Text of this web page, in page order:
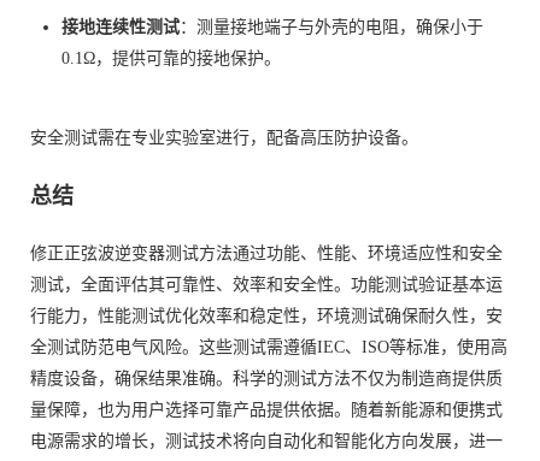
接地连续性测试：测量接地端子与外壳的电阻，确保小于
0.1Ω，提供可靠的接地保护。
安全测试需在专业实验室进行，配备高压防护设备。
总结
修正正弦波逆变器测试方法通过功能、性能、环境适应性和安全
测试，全面评估其可靠性、效率和安全性。功能测试验证基本运
行能力，性能测试优化效率和稳定性，环境测试确保耐久性，安
全测试防范电气风险。这些测试需遵循IEC、ISO等标准，使用高
精度设备，确保结果准确。科学的测试方法不仅为制造商提供质
量保障，也为用户选择可靠产品提供依据。随着新能源和便携式
电源需求的增长，测试技术将向自动化和智能化方向发展，进一